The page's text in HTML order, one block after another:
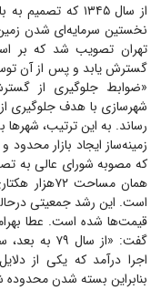
از سال ۱۳۴۵ که
نخستین سرمایه‌ای شدن
گسترش یابد و پس از آن
«ضوابط جلوگیری از
شهرسازی با هدف جلوگیری
رساند. به این ترتیب، شهر‌ها
است. این رشد جمعیتی
قیمت‌ها شده است. عطا
گفت: «از
اجرا درآمد که یکی از
بنابراین بسته شدن محدوده